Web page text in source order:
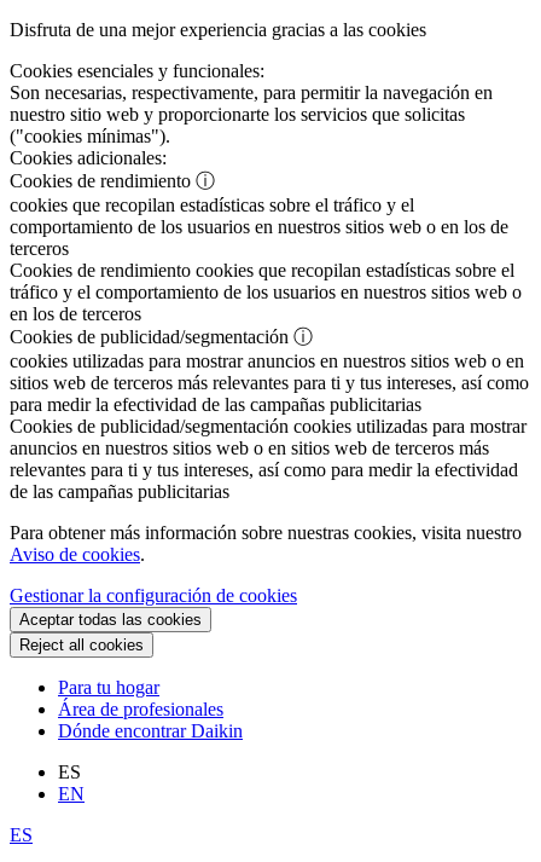
Disfruta de una mejor experiencia gracias a las cookies
Cookies esenciales y funcionales:
Son necesarias, respectivamente, para permitir la navegación en
nuestro sitio web y proporcionarte los servicios que solicitas
("cookies mínimas").
Cookies adicionales:
Cookies de rendimiento ⓘ
cookies que recopilan estadísticas sobre el tráfico y el
comportamiento de los usuarios en nuestros sitios web o en los de
terceros
Cookies de rendimiento cookies que recopilan estadísticas sobre el
tráfico y el comportamiento de los usuarios en nuestros sitios web o
en los de terceros
Cookies de publicidad/segmentación ⓘ
cookies utilizadas para mostrar anuncios en nuestros sitios web o en
sitios web de terceros más relevantes para ti y tus intereses, así como
para medir la efectividad de las campañas publicitarias
Cookies de publicidad/segmentación cookies utilizadas para mostrar
anuncios en nuestros sitios web o en sitios web de terceros más
relevantes para ti y tus intereses, así como para medir la efectividad
de las campañas publicitarias
Para obtener más información sobre nuestras cookies, visita nuestro
Aviso de cookies.
Gestionar la configuración de cookies
Aceptar todas las cookies
Reject all cookies
Para tu hogar
Área de profesionales
Dónde encontrar Daikin
ES
EN
ES